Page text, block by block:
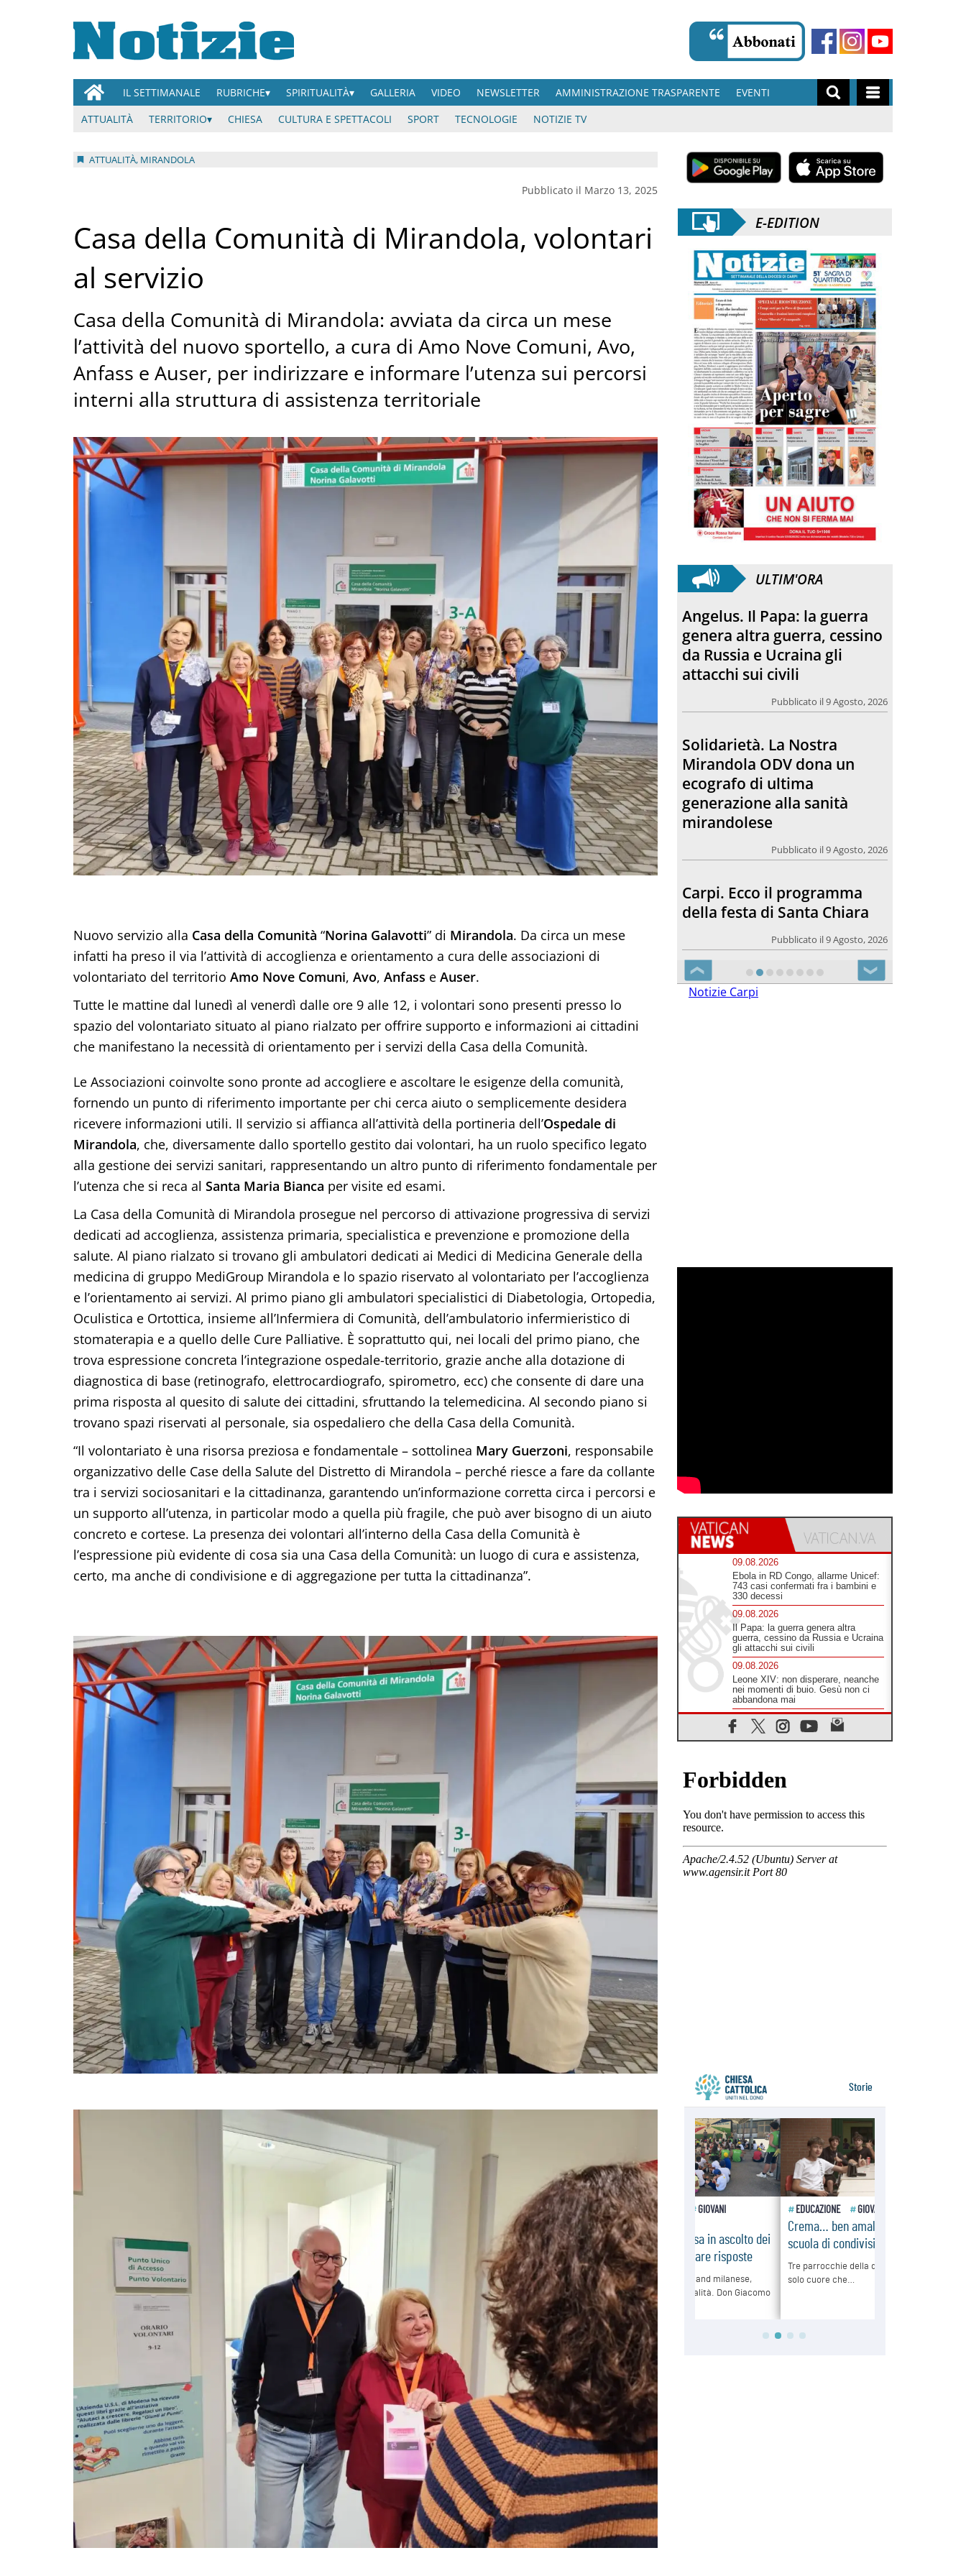
IL SETTIMANALE RUBRICHE SPIRITUALITÀ GALLERIA VIDEO NEWSLETTER AMMINISTRAZIONE TRASPARENTE
EVENTI
ATTUALITÀ
TERRITORIO CHIESA CULTURA E SPETTACOLI SPORT TECNOLOGIE NOTIZIE TV
ATTUALITÀ, MIRANDOLA
Pubblicato il Marzo 13, 2025
Casa della Comunità di Mirandola, volontari
al servizio
Casa della Comunità di Mirandola: avviata da circa un mese
l’attività del nuovo sportello, a cura di Amo Nove Comuni, Avo,
Anfass e Auser, per indirizzare e informare l’utenza sui percorsi
interni alla struttura di assistenza territoriale
Nuovo servizio alla Casa della Comunità “Norina Galavotti” di Mirandola. Da circa un mese
infatti ha preso il via l’attività di accoglienza e orientamento a cura delle associazioni di
volontariato del territorio Amo Nove Comuni, Avo, Anfass e Auser.
Tutte le mattine dal lunedì al venerdì dalle ore 9 alle 12, i volontari sono presenti presso lo
spazio del volontariato situato al piano rialzato per offrire supporto e informazioni ai cittadini
che manifestano la necessità di orientamento per i servizi della Casa della Comunità.
Le Associazioni coinvolte sono pronte ad accogliere e ascoltare le esigenze della comunità,
fornendo un punto di riferimento importante per chi cerca aiuto o semplicemente desidera
ricevere informazioni utili. Il servizio si affianca all’attività della portineria dell’Ospedale di
Mirandola, che, diversamente dallo sportello gestito dai volontari, ha un ruolo specifico legato
alla gestione dei servizi sanitari, rappresentando un altro punto di riferimento fondamentale per
l’utenza che si reca al Santa Maria Bianca per visite ed esami.
La Casa della Comunità di Mirandola prosegue nel percorso di attivazione progressiva di servizi
dedicati ad accoglienza, assistenza primaria, specialistica e prevenzione e promozione della
salute. Al piano rialzato si trovano gli ambulatori dedicati ai Medici di Medicina Generale della
medicina di gruppo MediGroup Mirandola e lo spazio riservato al volontariato per l’accoglienza
e l’orientamento ai servizi. Al primo piano gli ambulatori specialistici di Diabetologia, Ortopedia,
Oculistica e Ortottica, insieme all’Infermiera di Comunità, dell’ambulatorio infermieristico di
stomaterapia e a quello delle Cure Palliative. È soprattutto qui, nei locali del primo piano, che
trova espressione concreta l’integrazione ospedale-territorio, grazie anche alla dotazione di
diagnostica di base (retinografo, elettrocardiografo, spirometro, ecc) che consente di dare una
prima risposta al quesito di salute dei cittadini, sfruttando la telemedicina. Al secondo piano si
trovano spazi riservati al personale, sia ospedaliero che della Casa della Comunità.
“Il volontariato è una risorsa preziosa e fondamentale – sottolinea Mary Guerzoni, responsabile
organizzativo delle Case della Salute del Distretto di Mirandola – perché riesce a fare da collante
tra i servizi sociosanitari e la cittadinanza, garantendo un’informazione corretta circa i percorsi e
un supporto all’utenza, in particolar modo a quella più fragile, che può aver bisogno di un aiuto
concreto e cortese. La presenza dei volontari all’interno della Casa della Comunità è
l’espressione più evidente di cosa sia una Casa della Comunità: un luogo di cura e assistenza,
certo, ma anche di condivisione e di aggregazione per tutta la cittadinanza”.
E-EDITION
ULTIM'ORA
Solidarietà. La Nostra
Mirandola ODV dona un
ecografo di ultima
generazione alla sanità
mirandolese
Carpi. Ecco il programma
della festa di Santa Chiara
Pubblicato il 9 Agosto, 2026
Fili che parlano
Pubblicato il 9 Agosto, 2026
❮ ❯
Notizie Carpi
09.08.2026
Ebola in RD Congo, allarme Unicef:
743 casi confermati fra i bambini e
330 decessi
09.08.2026
Il Papa: la guerra genera altra
guerra, cessino da Russia e Ucraina
gli attacchi sui civili
09.08.2026
Leone XIV: non disperare, neanche
nei momenti di buio. Gesù non ci
abbandona mai
09.08.2026
Drammatica escalation del conflitto
tra Russia e Ucraina
Tra Tolkien e Leone, un convegno
su "l'uomo, il mezzo e l'algoritmo"
Spagna, controlli alle frontiere per i
Indonesia, un dollaro per la
costruzione di 219 Chiese